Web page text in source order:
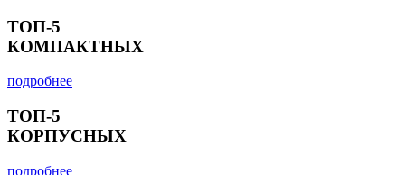
ТОП-5
КОМПАКТНЫХ
подробнее
ТОП-5
КОРПУСНЫХ
подробнее